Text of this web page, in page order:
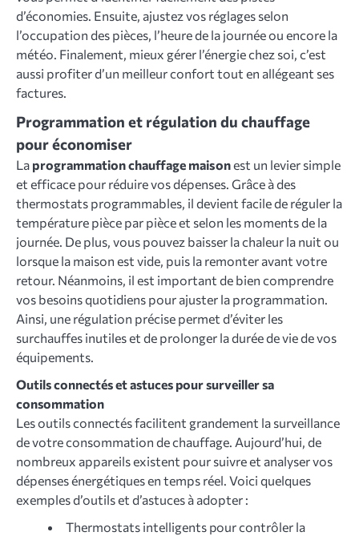
d’économies. Ensuite, ajustez vos réglages selon
l’occupation des pièces, l’heure de la journée ou encore la
météo. Finalement, mieux gérer l’énergie chez soi, c’est
aussi profiter d’un meilleur confort tout en allégeant ses
factures.
Programmation et régulation du chauffage
pour économiser
La programmation chauffage maisonest un levier simple
et efficace pour réduire vos dépenses. Grâce à des
thermostats programmables, il devient facile de réguler la
température pièce par pièce et selon les moments de la
journée. De plus, vous pouvez baisser la chaleur la nuit ou
lorsque la maison est vide, puis la remonter avant votre
retour. Néanmoins, il est important de bien comprendre
vos besoins quotidiens pour ajuster la programmation.
Ainsi, une régulation précise permet d’éviter les
surchauffes inutiles et de prolonger la durée de vie de vos
équipements.
Outils connectés et astuces pour surveiller sa
consommation
Les outils connectés facilitent grandement la surveillance
de votre consommation de chauffage. Aujourd’hui, de
nombreux appareils existent pour suivre et analyser vos
dépenses énergétiques en temps réel. Voici quelques
exemples d’outils et d’astuces à adopter :
Thermostats intelligents pour contrôler la